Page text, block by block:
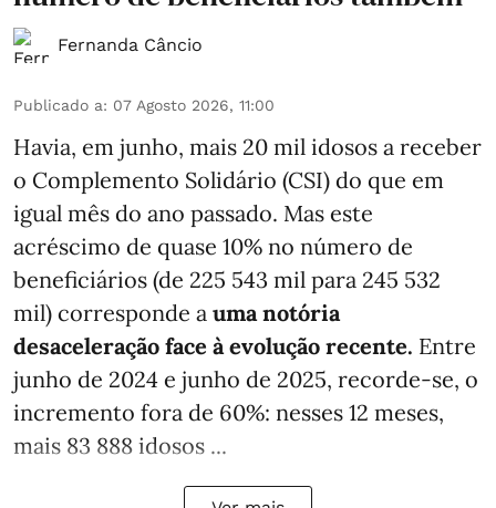
Fernanda Câncio
Publicado a: 07 Agosto 2026, 11:00
Havia, em junho, mais 20 mil idosos a receber
o Complemento Solidário (CSI) do que em
igual mês do ano passado. Mas este
acréscimo de quase 10% no número de
beneficiários (de 225 543 mil para 245 532
mil) corresponde a uma notória
desaceleração face à evolução recente. Entre
junho de 2024 e junho de 2025, recorde-se, o
incremento fora de 60%: nesses 12 meses,
mais 83 888 idosos ...